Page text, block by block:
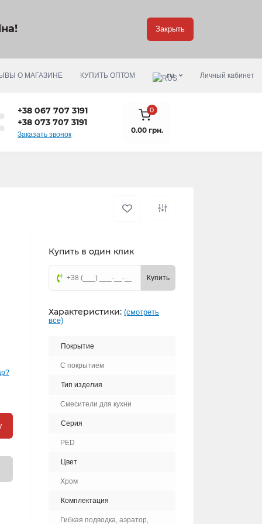
Закрыть
О МАГАЗИНЕ КУПИТЬ ОПТОМ ru Личный кабинет
+38 067 707 3191
+38 073 707 3191
Заказать звонок
0
0.00 грн.
Купить в один клик
Купить
Характеристики: (смотреть
все)
Покрытие
С покрытием
Тип изделия
Смесители для кухни
Серия
PED
Цвет
Хром
Комплектация
Гибкая подводка, аэратор,